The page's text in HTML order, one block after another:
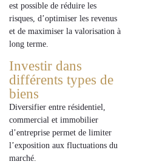
est possible de réduire les
risques d’optimiser les revenus
et de maximiser la valorisation à
long terme.
Investir dans
différents types de
biens
Diversifier entre résidentiel,
commercial et immobilier
d’entreprise permet de limiter
l’exposition aux fluctuations du
marché.